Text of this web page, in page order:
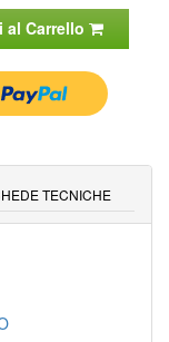
Carrello
TECNICHE